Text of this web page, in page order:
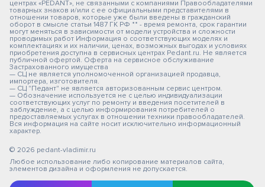
центрах «PEDANT», не связанными с компаниями Правообладателями
товарных знаков и/или с ее официальными представителями в
отношении товаров, которые уже были введены в гражданский
оборот в смысле статьи 1487 ГК РФ ** - время ремонта, срок гарантии
могут меняться в зависимости от модели устройства и сложности
проводимых работ Информация о соответствующих моделях и
комплектациях и их наличии, ценах, возможных выгодах и условиях
приобретения доступна в сервисных центрах Pedant.ru. Не является
публичной офертой. Оферта на сервисное обслуживание
Застрахованного имущества
— СЦ не является уполномоченной организацией продавца,
импортера, изготовителя.
— СЦ "Педант" не является авторизованным сервис центром.
— Обозначение используется не с целью индивидуализации
соответствующих услуг по ремонту и введения посетителей в
заблуждение, а с целью информирования потребителей о
предоставляемых услугах в отношении техники правообладателей.
Вся информация на сайте носит исключительно информационный
характер.
© 2026 pedant-vladimir.ru
Любое использование либо копирование материалов сайта,
элементов дизайна и оформления не допускается.